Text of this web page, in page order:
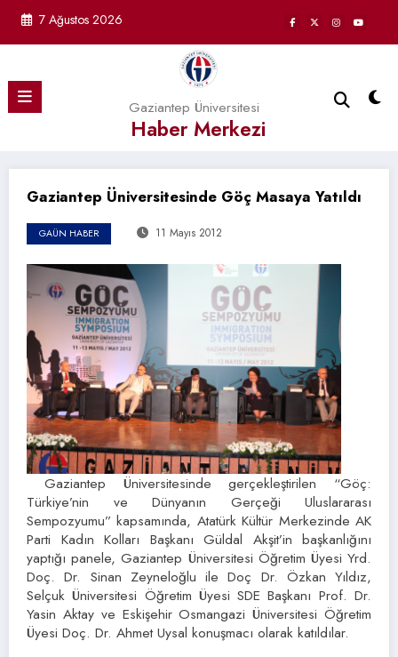
7 Ağustos 2026
Gaziantep Üniversitesi
Haber Merkezi
Gaziantep Üniversitesinde Göç Masaya Yatıldı
GAÜN HABER 11 Mayıs 2012
Gaziantep Üniversitesinde gerçekleştirilen “Göç:
Türkiye’nin ve Dünyanın Gerçeği Uluslararası
Sempozyumu” kapsamında, Atatürk Kültür Merkezinde AK
Parti Kadın Kolları Başkanı Güldal Akşit’in başkanlığını
yaptığı panele, Gaziantep Üniversitesi Öğretim Üyesi Yrd.
Doç. Dr. Sinan Zeyneloğlu ile Doç Dr. Özkan Yıldız,
Selçuk Üniversitesi Öğretim Üyesi SDE Başkanı Prof. Dr.
Yasin Aktay ve Eskişehir Osmangazi Üniversitesi Öğretim
Üyesi Doç. Dr. Ahmet Uysal konuşmacı olarak katıldılar.